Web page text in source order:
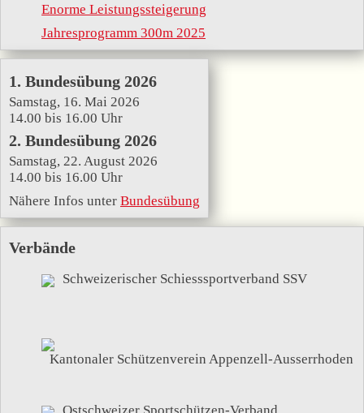
Enorme Leistungssteigerung
Jahresprogramm 300m 2025
1. Bundesübung 2026
Samstag, 16. Mai 2026
14.00 bis 16.00 Uhr
2. Bundesübung 2026
Samstag, 22. August 2026
14.00 bis 16.00 Uhr
Nähere Infos unter Bundesübung
Verbände
Schweizerischer Schiesssportverband SSV
Kantonaler Schützenverein Appenzell-Ausserrhoden